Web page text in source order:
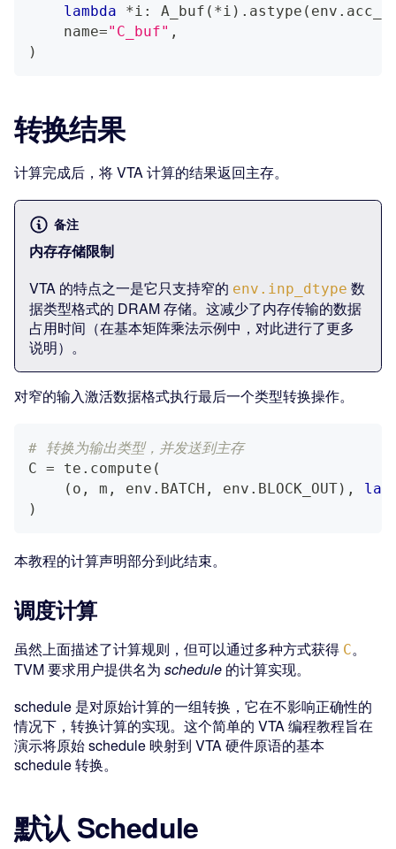
lambda
*i : A_buf ( *i ) . astype ( env .
    name
="C_buf" ,
)
转换结果
计算完成后，将 VTA 计算的结果返回主存。
备注
内存存储限制
VTA 的特点之一是它只支持窄的 env.inp_dtype 数
据类型格式的 DRAM 存储。这减少了内存传输的数据
占用时间（在基本矩阵乘法示例中，对此进行了更多
说明）。
对窄的输入激活数据格式执行最后一个类型转换操作。
# 转换为输出类型，并发送到主存
C = te . compute (
( o , m , env . BATCH , env . BLOCK_OUT) ,
)
本教程的计算声明部分到此结束。
调度计算
虽然上面描述了计算规则，但可以通过多种方式获得 C。
TVM 要求用户提供名为 schedule 的计算实现。
schedule 是对原始计算的一组转换，它在不影响正确性的
情况下，转换计算的实现。这个简单的 VTA 编程教程旨在
演示将原始 schedule 映射到 VTA 硬件原语的基本
schedule 转换。
默认 Schedule